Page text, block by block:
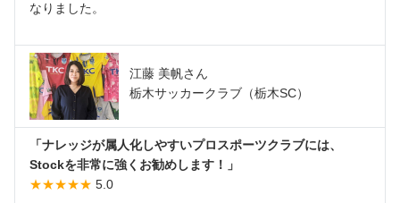
なりました。
江藤 美帆さん
栃木サッカークラブ（栃木SC）
「ナレッジが属人化しやすいプロスポーツクラブには、
Stockを非常に強くお勧めします！」
★★★★★ 5.0